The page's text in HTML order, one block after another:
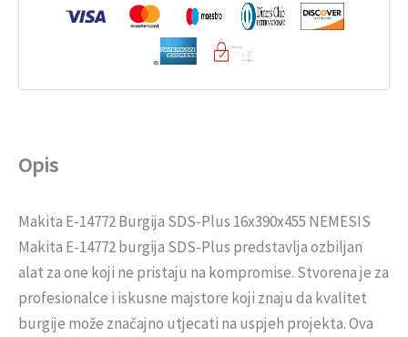
Opis
Makita E-14772 Burgija SDS-Plus 16x390x455 NEMESIS
Makita E-14772 burgija SDS-Plus predstavlja ozbiljan
alat za one koji ne pristaju na kompromise. Stvorena je za
profesionalce i iskusne majstore koji znaju da kvalitet
burgije može značajno utjecati na uspjeh projekta. Ova